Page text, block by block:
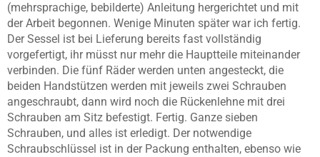
(mehrsprachige, bebilderte) Anleitung hergerichtet und mit
der Arbeit begonnen. Wenige Minuten später war ich fertig.
Der Sessel ist bei Lieferung bereits fast vollständig
vorgefertigt, ihr müsst nur mehr die Hauptteile miteinander
verbinden. Die fünf Räder werden unten angesteckt, die
beiden Handstützen werden mit jeweils zwei Schrauben
angeschraubt, dann wird noch die Rückenlehne mit drei
Schrauben am Sitz befestigt. Fertig. Ganze sieben
Schrauben, und alles ist erledigt. Der notwendige
Schraubschlüssel ist in der Packung enthalten, ebenso wie